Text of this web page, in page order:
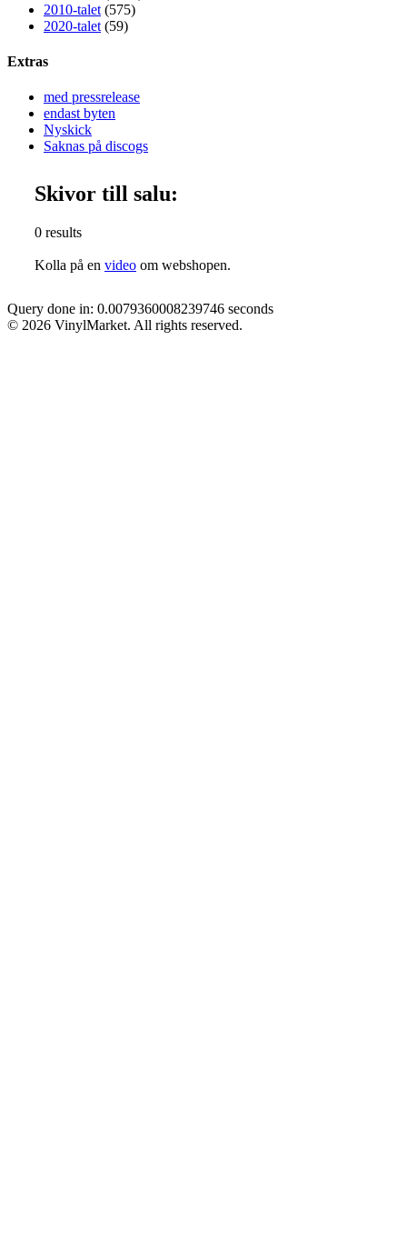
2010-talet (575)
2020-talet (59)
Extras
med pressrelease
endast byten
Nyskick
Saknas på discogs
Skivor till salu:
0 results
Kolla på en video om webshopen.
Query done in: 0.0079360008239746 seconds
© 2026 VinylMarket. All rights reserved.